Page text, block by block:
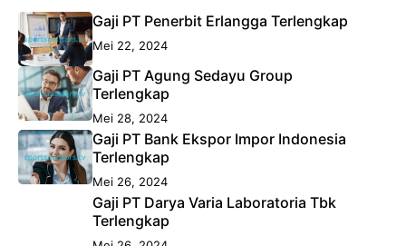
Gaji PT Penerbit Erlangga Terlengkap
Mei 22, 2024
Gaji PT Agung Sedayu Group
Terlengkap
Mei 28, 2024
Gaji PT Bank Ekspor Impor Indonesia
Terlengkap
Mei 26, 2024
Gaji PT Darya Varia Laboratoria Tbk
Terlengkap